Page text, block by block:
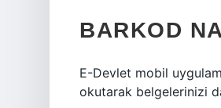
BARKOD
E-Devlet mobil
okutarak belgelerinizi